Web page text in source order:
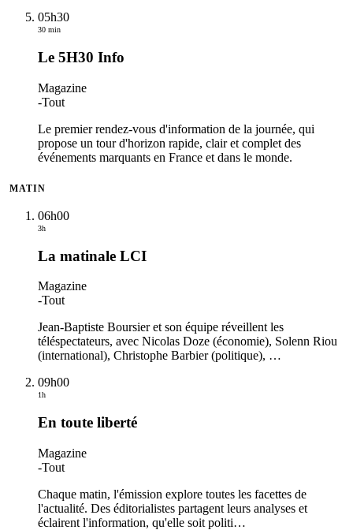
05h30
30 min
Le 5H30 Info
Magazine
-Tout
Le premier rendez-vous d'information de la journée, qui
propose un tour d'horizon rapide, clair et complet des
événements marquants en France et dans le monde.
MATIN
06h00
3h
La matinale LCI
Magazine
-Tout
Jean-Baptiste Boursier et son équipe réveillent les
téléspectateurs, avec Nicolas Doze (économie), Solenn Riou
(international), Christophe Barbier (politique), …
09h00
1h
En toute liberté
Magazine
-Tout
Chaque matin, l'émission explore toutes les facettes de
l'actualité. Des éditorialistes partagent leurs analyses et
éclairent l'information, qu'elle soit politi…